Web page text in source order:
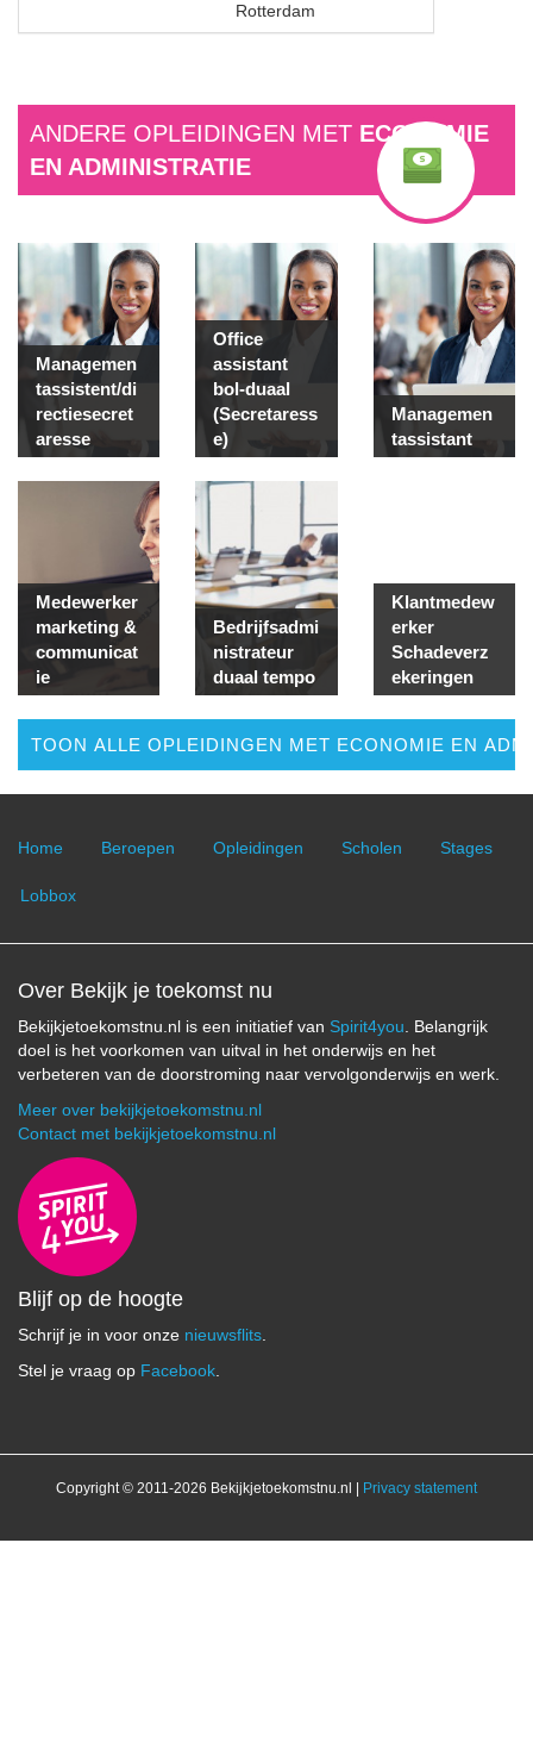
Rotterdam
ANDERE OPLEIDINGEN MET ECONOMIE
EN ADMINISTRATIE
Managemen
tassistent/di
rectiesecret
aresse
Office
assistant
bol-duaal
(Secretaress
e)
Managemen
tassistant
Medewerker
marketing &
communicat
ie
Bedrijfsadmi
nistrateur
duaal tempo
Klantmedew
erker
Schadeverz
ekeringen
TOON ALLE OPLEIDINGEN MET ECONOMIE EN
Home Beroepen Opleidingen Scholen Stages
Lobbox
Over Bekijk je toekomst nu
Bekijkjetoekomstnu.nl is een initiatief van Spirit4you . Belangrijk
doel is het voorkomen van uitval in het onderwijs en het
verbeteren van de doorstroming naar vervolgonderwijs en werk.
Meer over bekijkjetoekomstnu.nl
Contact met bekijkjetoekomstnu.nl
Blijf op de hoogte
Schrijf je in voor onze nieuwsflits
Stel je vraag op Facebook
Copyright © 2011-2026 Bekijkjetoekomstnu.nl | Privacy statement